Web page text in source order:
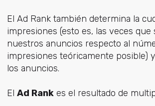
El Ad Rank también determina la
impresiones (esto es, las veces que
nuestros anuncios respecto al
impresiones teóricamente posible)
los anuncios.
El Ad Rankes el resultado de